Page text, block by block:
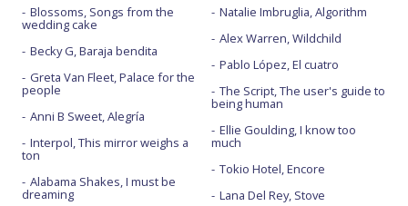
Blossoms, Songs from the
wedding cake
Becky G, Baraja bendita
Greta Van Fleet, Palace for the
people
Anni B Sweet, Alegría
Interpol, This mirror weighs a
ton
Alabama Shakes, I must be
dreaming
Natalie Imbruglia, Algorithm
Alex Warren, Wildchild
Pablo López, El cuatro
The Script, The user's guide to
being human
Ellie Goulding, I know too
much
Tokio Hotel, Encore
Lana Del Rey, Stove